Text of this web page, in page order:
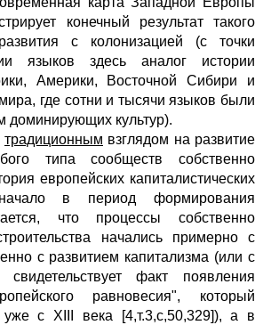
конечный результат такого
с колонизацией (с точки
языков здесь аналог истории
Америки, Восточной Сибири и
где сотни и тысячи языков были
доминирующих культур).
традиционным взглядом на развитие
типа сообществ собственно
европейских капиталистических
в период формирования
что процессы собственно
начались примерно с
с развитием капитализма (или с
факт появления
равновесия", который
уже с ХIII века [4,т.3,с,50,329]), а в